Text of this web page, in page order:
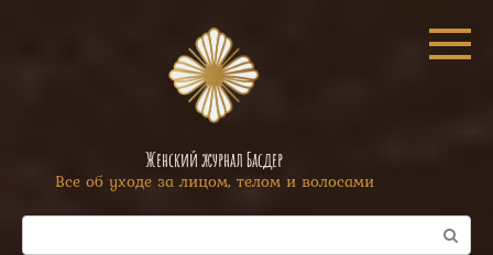
Женский журнал Басдер
Все об уходе за лицом, телом и волосами
Поиск: